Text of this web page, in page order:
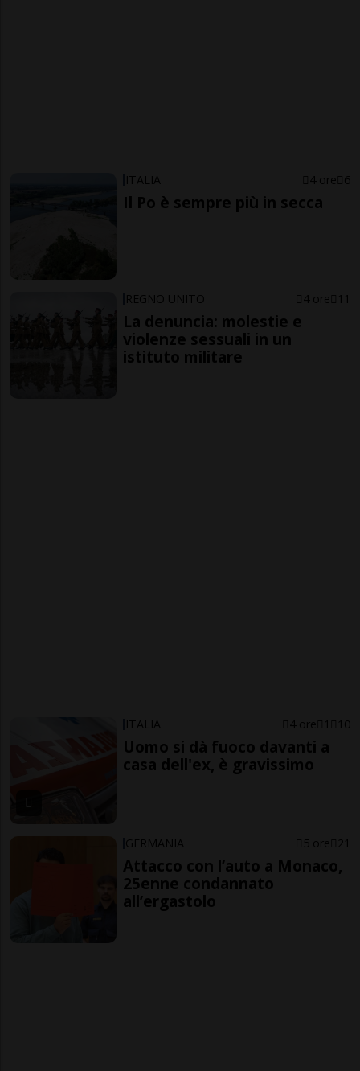
ITALIA 4 ore 6
Il Po è sempre più in secca
REGNO UNITO 4 ore 11
La denuncia: molestie e
violenze sessuali in un
istituto militare
ITALIA 4 ore 1 10
Uomo si dà fuoco davanti a
casa dell'ex, è gravissimo
GERMANIA 5 ore 21
Attacco con l’auto a Monaco,
25enne condannato
all’ergastolo